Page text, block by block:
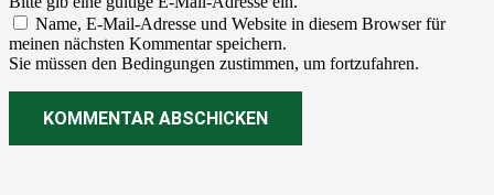
Name, E-Mail-Adresse und Website in diesem Browser für
meinen nächsten Kommentar speichern.
Sie müssen den Bedingungen zustimmen, um fortzufahren.
KOMMENTAR ABSCHICKEN